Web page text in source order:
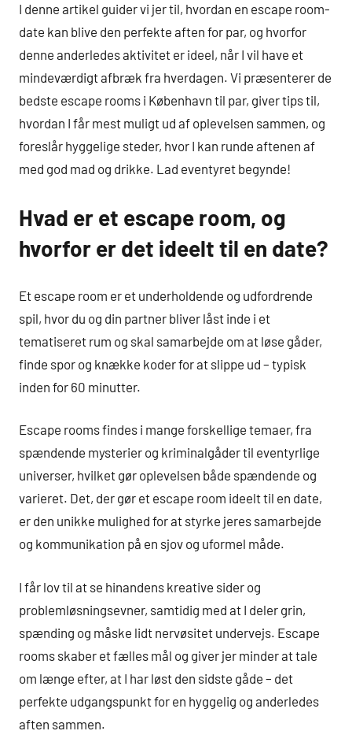
I denne artikel guider vi jer til, hvordan en escape room-
date kan blive den perfekte aften for par, og hvorfor
denne anderledes aktivitet er ideel, når I vil have et
mindeværdigt afbræk fra hverdagen. Vi præsenterer de
bedste escape rooms i København til par, giver tips til,
hvordan I får mest muligt ud af oplevelsen sammen, og
foreslår hyggelige steder, hvor I kan runde aftenen af
med god mad og drikke. Lad eventyret begynde!
Hvad er et escape room, og
hvorfor er det ideelt til en date?
Et escape room er et underholdende og udfordrende
spil, hvor du og din partner bliver låst inde i et
tematiseret rum og skal samarbejde om at løse gåder,
finde spor og knække koder for at slippe ud – typisk
inden for 60 minutter.
Escape rooms findes i mange forskellige temaer, fra
spændende mysterier og kriminalgåder til eventyrlige
universer, hvilket gør oplevelsen både spændende og
varieret. Det, der gør et escape room ideelt til en date,
er den unikke mulighed for at styrke jeres samarbejde
og kommunikation på en sjov og uformel måde.
I får lov til at se hinandens kreative sider og
problemløsningsevner, samtidig med at I deler grin,
spænding og måske lidt nervøsitet undervejs. Escape
rooms skaber et fælles mål og giver jer minder at tale
om længe efter, at I har løst den sidste gåde – det
perfekte udgangspunkt for en hyggelig og anderledes
aften sammen.